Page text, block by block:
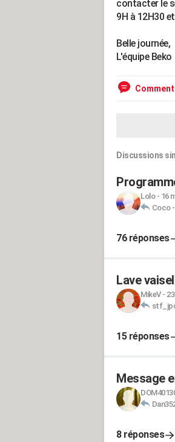
contacter le
9H à 12H30
Belle journée,
L'équipe Beko
Discussions
Lolo- 16
Coco-
76 réponses
Lave
MikeV-
15 réponses
Message
8 réponses